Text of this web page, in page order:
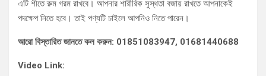
এটি শীতে রুম গরম রাখবে। আপনার শারীরিক সুস্থতা বজায় রাখতে আপনাকেই
পদক্ষেপ নিতে হবে। তাই পণ্যটি চাইলে আপনিও নিতে পারেন।
আরো বিস্তারিত জানতে কল করুন: 01851083947, 01681440688
Video Link: